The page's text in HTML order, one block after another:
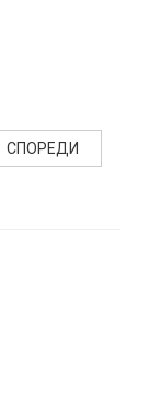
СПОРЕДИ